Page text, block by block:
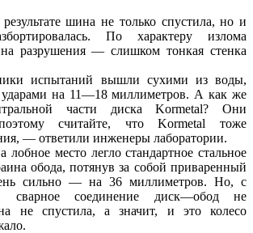
шина не только спустила, но и
По характеру излома
разрушения — слишком тонкая стенка
испытаний вышли сухими из воды,
на 11—18 миллиметров. А как же
части диска Kormetal? Они
считайте, что Kormetal тоже
— ответили инженеры лаборатории.
место легло стандартное стальное
обода, потянув за собой приваренный
сильно — на 36 миллиметров. Но, с
сварное соединение диск—обод не
не спустила, а значит, и это колесо